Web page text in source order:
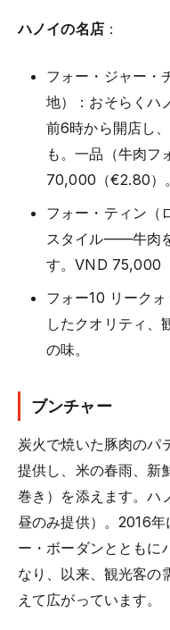
ハノイの名店：
フォー・ジャー・
地）：おそらくハ
前6時から開店し
も。一品（牛肉フ
70,000（€2.80）。
フォー・ティン（
スタイル——牛肉
す。VND 75,000
フォー10 リーク
したクオリティ、
の味。
ブンチャー
炭火で焼いた豚肉のパ
提供し、米の春雨、新
巻き）を添えます。ハ
昼のみ提供）。2016
ー・ボーダンとともに
なり、以来、観光客の
えて広がっています。